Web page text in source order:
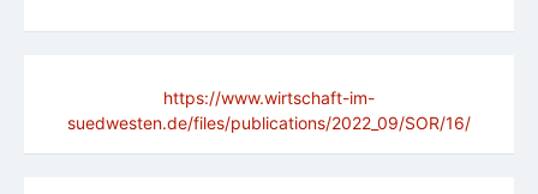
https://www.wirtschaft-im-
suedwesten.de/files/publications/2022_09/SOR/16/